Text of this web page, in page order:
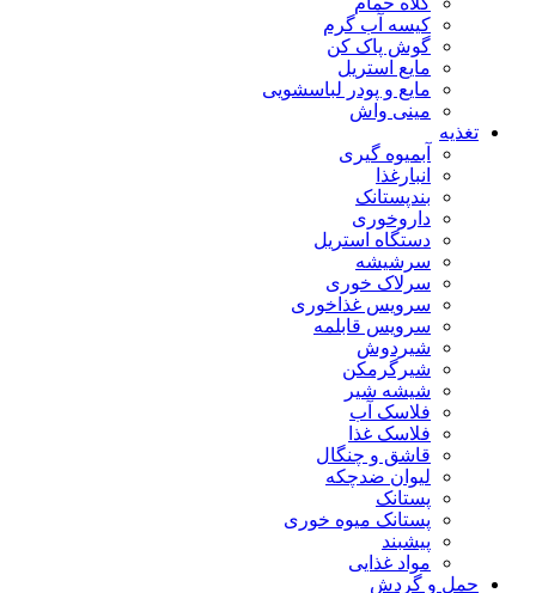
کیسه آب گرم
گوش پاک کن
مایع استریل
مایع و پودر لباسشویی
مینی واش
تغذیه
آبمیوه گیری
انبارغذا
بندپستانک
داروخوری
دستگاه استریل
سرشیشه
سرلاک خوری
سرویس غذاخوری
سرویس قابلمه
شیردوش
شیرگرمکن
شیشه شیر
فلاسک آب
فلاسک غذا
قاشق و چنگال
لیوان ضدچکه
پستانک
پستانک میوه خوری
پیشبند
مواد غذایی
حمل و گردش